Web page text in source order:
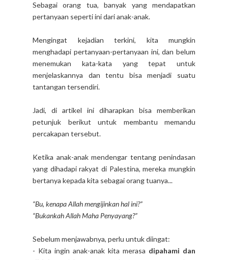
Sebagai orang tua, banyak yang mendapatkan
pertanyaan seperti ini dari anak-anak.
Mengingat kejadian terkini, kita mungkin
menghadapi pertanyaan-pertanyaan ini, dan belum
menemukan kata-kata yang tepat untuk
menjelaskannya dan tentu bisa menjadi suatu
tantangan tersendiri.
Jadi, di artikel ini diharapkan bisa memberikan
petunjuk berikut untuk membantu memandu
percakapan tersebut.
Ketika anak-anak mendengar tentang penindasan
yang dihadapi rakyat di Palestina, mereka mungkin
bertanya kepada kita sebagai orang tuanya...
“Bu, kenapa Allah mengijinkan hal ini?”
“Bukankah Allah Maha Penyayang?”
Sebelum menjawabnya, perlu untuk diingat:
- Kita ingin anak-anak kita merasa dipahami dan